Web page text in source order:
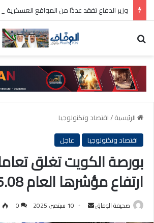
الرئيسية/اقتصاد وتكنولوجيا
اقتصاد وتكنولوجيا
عاجل
بورصة الكويت تغلق
ارتفاع مؤشرها العام 15.08 نقطة
صحيفة الوفاق
أرسل 10 سبتمبر، 2025 0